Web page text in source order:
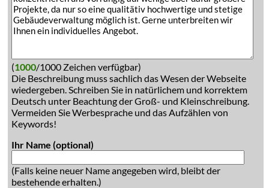
(1000/1000 Zeichen verfügbar)
Die Beschreibung muss sachlich das Wesen der Webseite
wiedergeben. Schreiben Sie in natürlichem und korrektem
Deutsch unter Beachtung der Groß- und Kleinschreibung.
Vermeiden Sie Werbesprache und das Aufzählen von
Keywords!
Ihr Name (optional)
(Falls keine neuer Name angegeben wird, bleibt der
bestehende erhalten.)